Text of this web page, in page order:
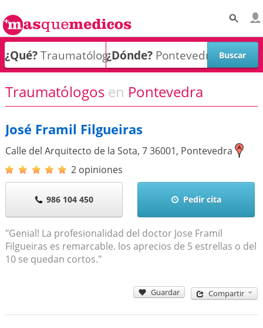
¿Qué? ¿Dónde?
Traumatólogos en Pontevedra
José Framil Filgueiras
Calle del Arquitecto de la Sota, 736001, Pontevedra
2 opiniones
986 104 450 Pedir cita
"Genial! La profesionalidad del doctor Jose Framil
Filgueiras es remarcable. los aprecios de 5 estrellas o del
10 se quedan cortos."
Guardar Compartir